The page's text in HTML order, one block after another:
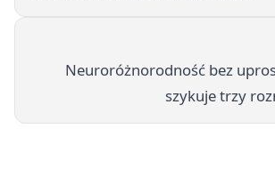
Neuroróżnorodność bez
szykuje trzy